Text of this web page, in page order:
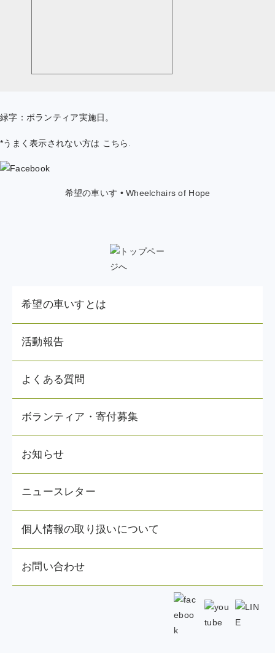
緑字：ボランティア実施日。
*うまく表示されない方は こちら
希望の車いす • Wheelchairs of Hope
希望の車いすとは
活動報告
よくある質問
ボランティア・寄付募集
お知らせ
ニュースレター
個人情報の取り扱いについて
お問い合わせ